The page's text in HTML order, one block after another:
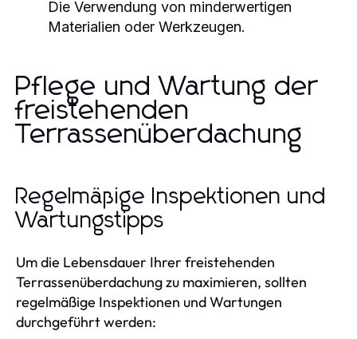
Die Verwendung von minderwertigen
Materialien oder Werkzeugen.
Pflege und Wartung der
freistehenden
Terrassenüberdachung
Regelmäßige Inspektionen und
Wartungstipps
Um die Lebensdauer Ihrer freistehenden
Terrassenüberdachung zu maximieren, sollten
regelmäßige Inspektionen und Wartungen
durchgeführt werden: